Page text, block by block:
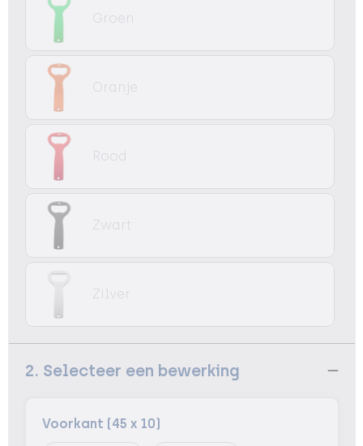
Groen
Oranje
Rood
Zwart
Zilver
2. Selecteer een bewerking
Voorkant (45 x 10)